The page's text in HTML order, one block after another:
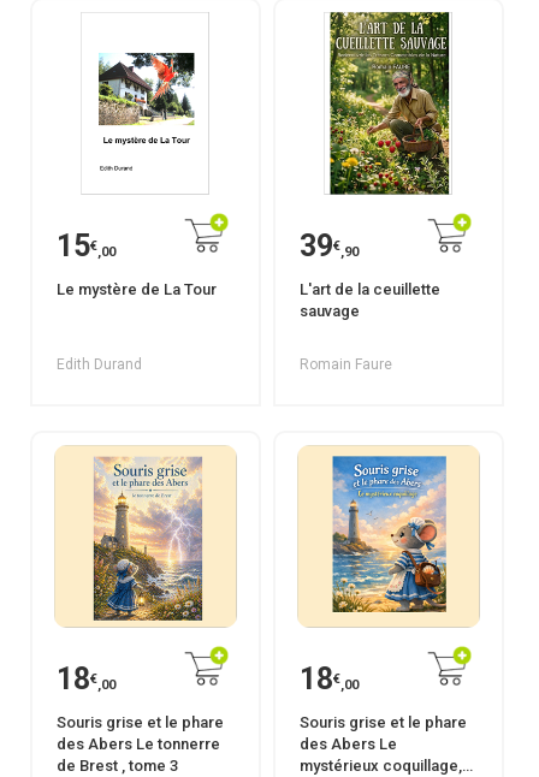
15€,00
Le mystère de La Tour
Edith Durand
39€,90
L'art de la ceuillette
sauvage
Romain Faure
18€,00
Souris grise et le phare
des Abers Le tonnerre
de Brest , tome 3
18€,00
Souris grise et le phare
des Abers Le
mystérieux coquillage,